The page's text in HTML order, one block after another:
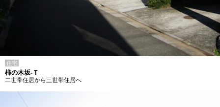
住宅
柿の木坂-Ｔ
二世帯住居から三世帯住居へ